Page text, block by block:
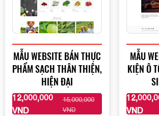
MẪU WEBSITE BÁN THỰC
PHẨM SẠCH THÂN THIỆN,
HIỆN ĐẠI
12,000,000
VND
15,000,000
VND
XEM THÊM
MẪU
KIỆN Ô
VND